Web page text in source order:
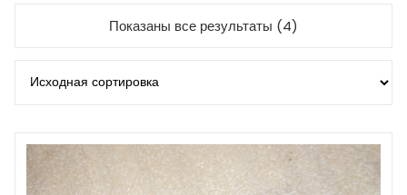
Показаны все результаты (4)